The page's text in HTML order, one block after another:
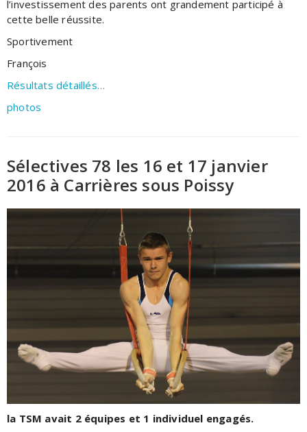
l’investissement des parents ont grandement participé à
cette belle réussite.
Sportivement
François
Résultats détaillés…
photos
Sélectives 78 les 16 et 17 janvier
2016 à Carrières sous Poissy
la TSM avait 2 équipes et 1 individuel engagés.